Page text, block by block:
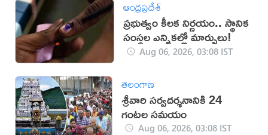
ఆంధ్రప్రదేశ్
ప్రభుత్వం కీలక నిర్ణయం.. స్థానిక
సంస్థల ఎన్నికల్లో మార్పులు!
Aug 06, 2026, 03:08 IST
తెలంగాణ
శ్రీవారి సర్వదర్శనానికి 24
గంటల సమయం
Aug 06, 2026, 03:08 IST